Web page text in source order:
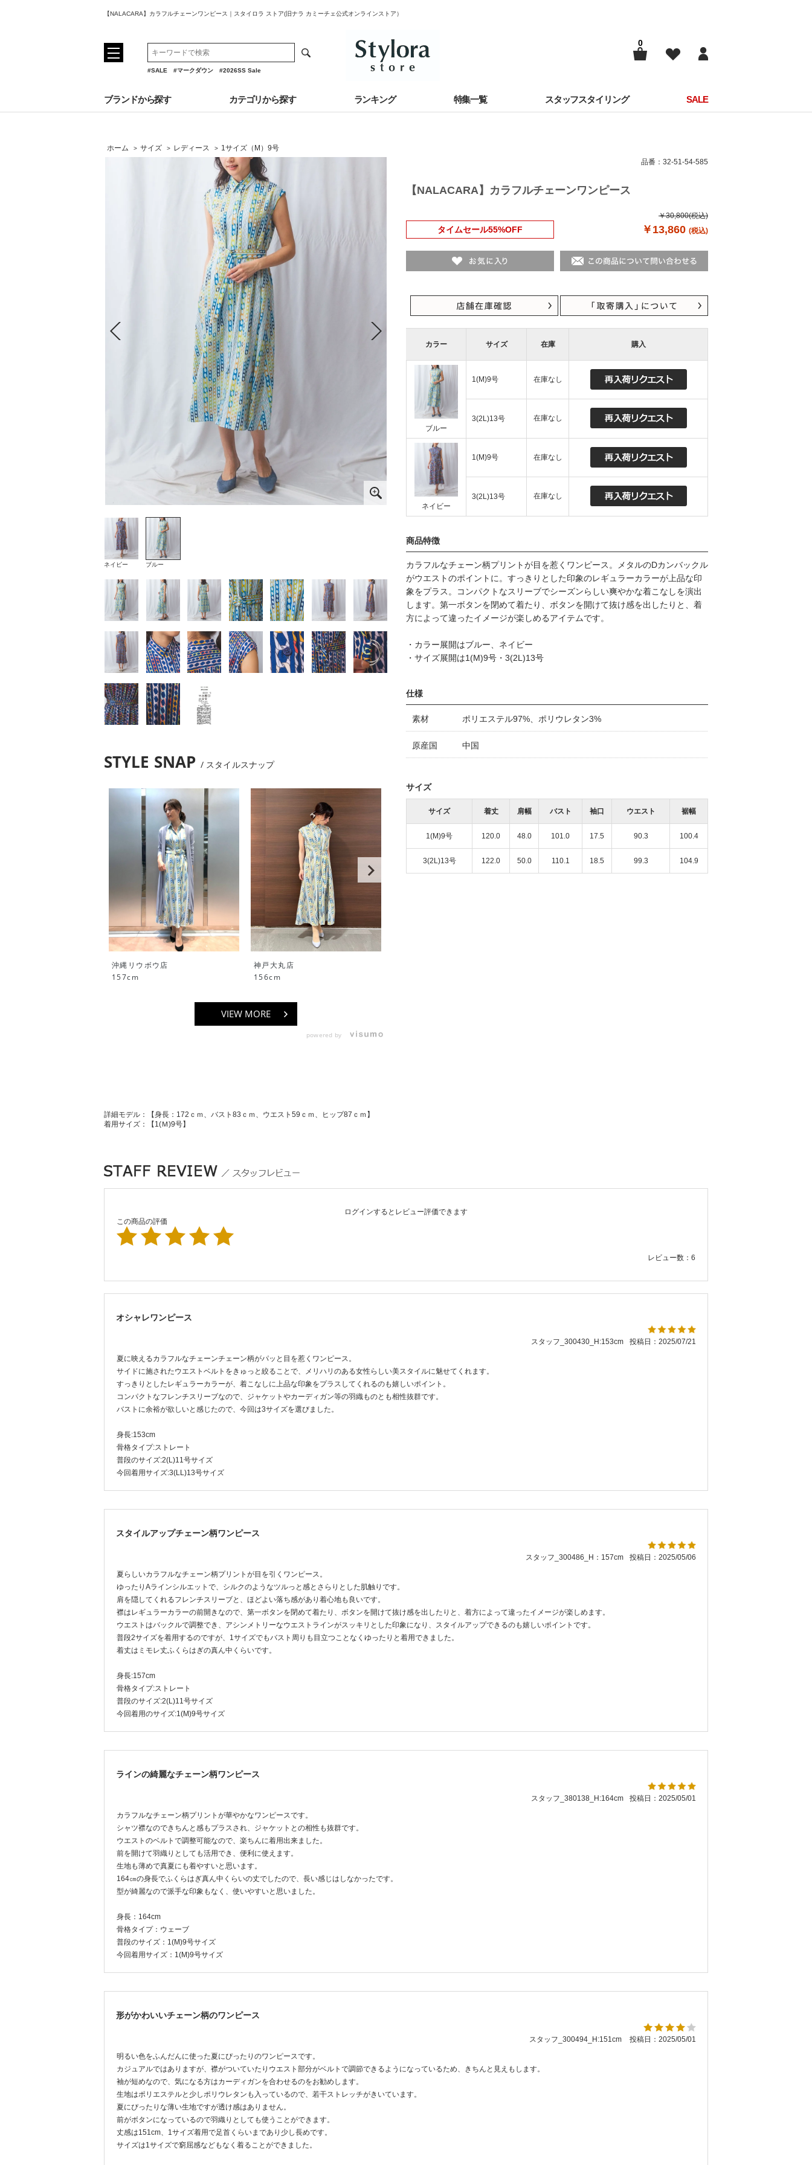
【NALACARA】カラフルチェーンワンピース｜スタイロラ ストア(旧ナラ カミーチェ公式オンラインストア）
#SALE #マークダウン #2026SS Sale
0
ブランドから探す カテゴリから探す ランキング 特集一覧 スタッフスタイリング SALE
ホーム > サイズ > レディース > 1サイズ（M）9号
ネイビー ブルー
STYLE SNAP スタイルスナップ
沖縄リウボウ店
157cm
神戸大丸店
156cm
VIEW MORE
powered by
詳細モデル：【身長：172ｃｍ、バスト83ｃｍ、ウエスト59ｃｍ、ヒップ87ｃｍ】
着用サイズ：【1(Ｍ)9号】
品番：32-51-54-585
【NALACARA】カラフルチェーンワンピース
￥30,800(税込)
タイムセール55%OFF ￥13,860 (税込)
カラー サイズ 在庫 購入
ブルー
1(M)9号 在庫なし
3(2L)13号 在庫なし
ネイビー
1(M)9号 在庫なし
3(2L)13号 在庫なし
商品特徴
カラフルなチェーン柄プリントが目を惹くワンピース。メタルのDカンバックル
がウエストのポイントに。すっきりとした印象のレギュラーカラーが上品な印
象をプラス。コンパクトなスリーブでシーズンらしい爽やかな着こなしを演出
します。第一ボタンを閉めて着たり、ボタンを開けて抜け感を出したりと、着
方によって違ったイメージが楽しめるアイテムです。
・カラー展開はブルー、ネイビー
・サイズ展開は1(M)9号・3(2L)13号
仕様
素材 ポリエステル97%、ポリウレタン3%
原産国 中国
サイズ
サイズ 着丈 肩幅 バスト 袖口 ウエスト 裾幅
1(M)9号 120.0 48.0 101.0 17.5 90.3 100.4
3(2L)13号 122.0 50.0 110.1 18.5 99.3 104.9
ログインするとレビュー評価できます
この商品の評価
レビュー数：6
オシャレワンピース
スタッフ_300430_H:153cm
投稿日：2025/07/21
夏に映えるカラフルなチェーンチェーン柄がパッと目を惹くワンピース。
サイドに施されたウエストベルトをきゅっと絞ることで、メリハリのある女性らしい美スタイルに魅せてくれます。
すっきりとしたレギュラーカラーが、着こなしに上品な印象をプラスしてくれるのも嬉しいポイント。
コンパクトなフレンチスリーブなので、ジャケットやカーディガン等の羽織ものとも相性抜群です。
バストに余裕が欲しいと感じたので、今回は3サイズを選びました。
身長:153cm
骨格タイプ:ストレート
普段のサイズ:2(L)11号サイズ
今回着用サイズ:3(LL)13号サイズ
スタイルアップチェーン柄ワンピース
スタッフ_300486_H：157cm
投稿日：2025/05/06
夏らしいカラフルなチェーン柄プリントが目を引くワンピース。
ゆったりAラインシルエットで、シルクのようなツルっと感とさらりとした肌触りです。
肩を隠してくれるフレンチスリーブと、ほどよい落ち感があり着心地も良いです。
襟はレギュラーカラーの前開きなので、第一ボタンを閉めて着たり、ボタンを開けて抜け感を出したりと、着方によって違ったイメージが楽しめます。
ウエストはバックルで調整でき、アシンメトリーなウエストラインがスッキリとした印象になり、スタイルアップできるのも嬉しいポイントです。
普段2サイズを着用するのですが、1サイズでもバスト周りも目立つことなくゆったりと着用できました。
着丈はミモレ丈ふくらはぎの真ん中くらいです。
身長:157cm
骨格タイプ:ストレート
普段のサイズ:2(L)11号サイズ
今回着用のサイズ:1(M)9号サイズ
ラインの綺麗なチェーン柄ワンピース
スタッフ_380138_H:164cm
投稿日：2025/05/01
カラフルなチェーン柄プリントが華やかなワンピースです。
シャツ襟なのできちんと感もプラスされ、ジャケットとの相性も抜群です。
ウエストのベルトで調整可能なので、楽ちんに着用出来ました。
前を開けて羽織りとしても活用でき、便利に使えます。
生地も薄めで真夏にも着やすいと思います。
164㎝の身長でふくらはぎ真ん中くらいの丈でしたので、長い感じはしなかったです。
型が綺麗なので派手な印象もなく、使いやすいと思いました。
身長：164cm
骨格タイプ：ウェーブ
普段のサイズ：1(M)9号サイズ
今回着用サイズ：1(M)9号サイズ
形がかわいいチェーン柄のワンピース
スタッフ_300494_H:151cm
投稿日：2025/05/01
明るい色をふんだんに使った夏にぴったりのワンピースです。
カジュアルではありますが、襟がついていたりウエスト部分がベルトで調節できるようになっているため、きちんと見えもします。
袖が短めなので、気になる方はカーディガンを合わせるのをお勧めします。
生地はポリエステルと少しポリウレタンも入っているので、若干ストレッチがきいています。
夏にぴったりな薄い生地ですが透け感はありません。
前がボタンになっているので羽織りとしても使うことができます。
丈感は151cm、1サイズ着用で足首くらいまであり少し長めです。
サイズは1サイズで窮屈感などもなく着ることができました。